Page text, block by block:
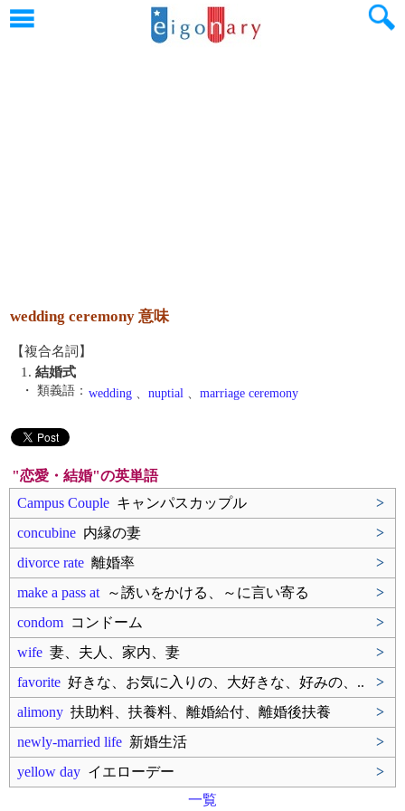
wedding ceremony 意味
【複合名詞】
1. 結婚式
・ 類義語： wedding 、 nuptial 、 marriage ceremony
"恋愛・結婚"の英単語
Campus Couple キャンパスカップル
>
concubine 内縁の妻
>
divorce rate 離婚率
>
make a pass at ～誘いをかける、～に言い寄る
>
condom コンドーム
>
wife 妻、夫人、家内、妻
>
favorite 好きな、お気に入りの、大好きな、好みの、..
>
alimony 扶助料、扶養料、離婚給付、離婚後扶養
>
newly-married life 新婚生活
>
yellow day イエローデー
>
一覧